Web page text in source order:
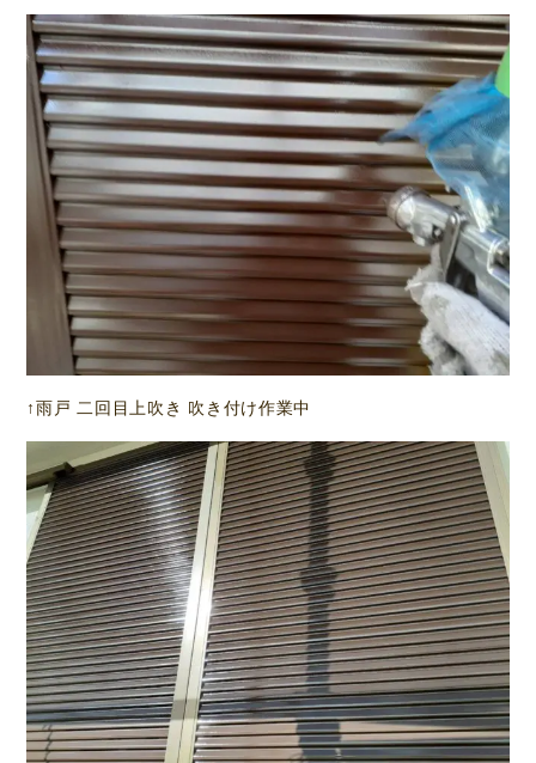
↑雨戸 二回目上吹き 吹き付け作業中